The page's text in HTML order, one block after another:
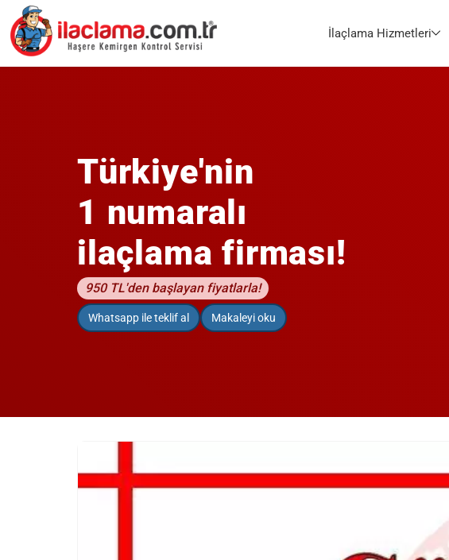
İlaçlama Hizmetleri
Türkiye'nin
1 numaralı
ilaçlama firması!
950 TL'den başlayan fiyatlarla!
Whatsapp ile teklif al Makaleyi oku